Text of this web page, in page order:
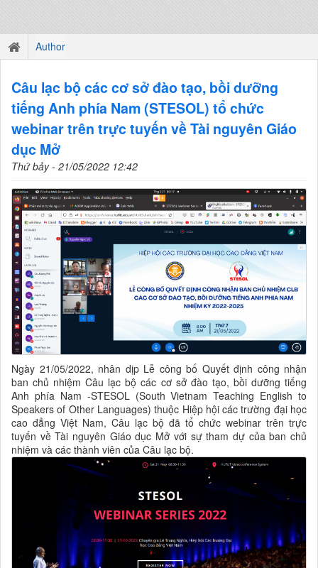
Author
Câu lạc bộ các cơ sở đào tạo, bồi dưỡng
tiếng Anh phía Nam (STESOL) tổ chức
webinar trên trực tuyến về Tài nguyên Giáo
dục Mở
Thứ bảy - 21/05/2022 12:42
Ngày 21/05/2022, nhân dịp Lễ công bố Quyết định công nhận
ban chủ nhiệm Câu lạc bộ các cơ sở đào tạo, bồi dưỡng tiếng
Anh phía Nam -STESOL (South Vietnam Teaching English to
Speakers of Other Languages) thuộc Hiệp hội các trường đại học
cao đẳng Việt Nam, Câu lạc bộ đã tổ chức webinar trên trực
tuyến về Tài nguyên Giáo dục Mở với sự tham dự của ban chủ
nhiệm và các thành viên của Câu lạc bộ.